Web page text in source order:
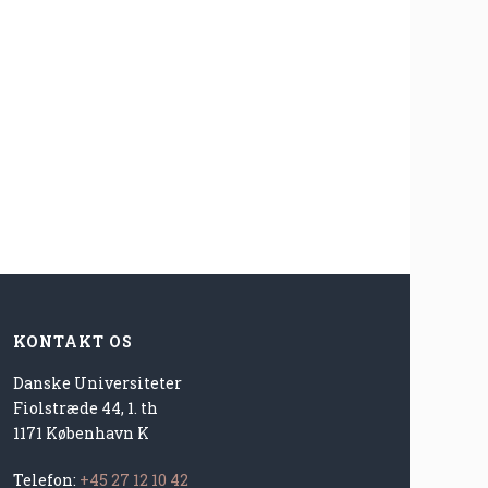
KONTAKT OS
Danske Universiteter
Fiolstræde 44, 1. th
1171 København K
Telefon: +45 27 12 10 42